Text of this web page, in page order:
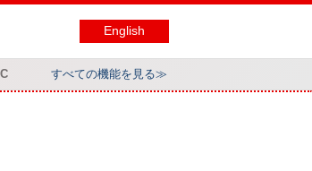
English
すべての機能を見る≫